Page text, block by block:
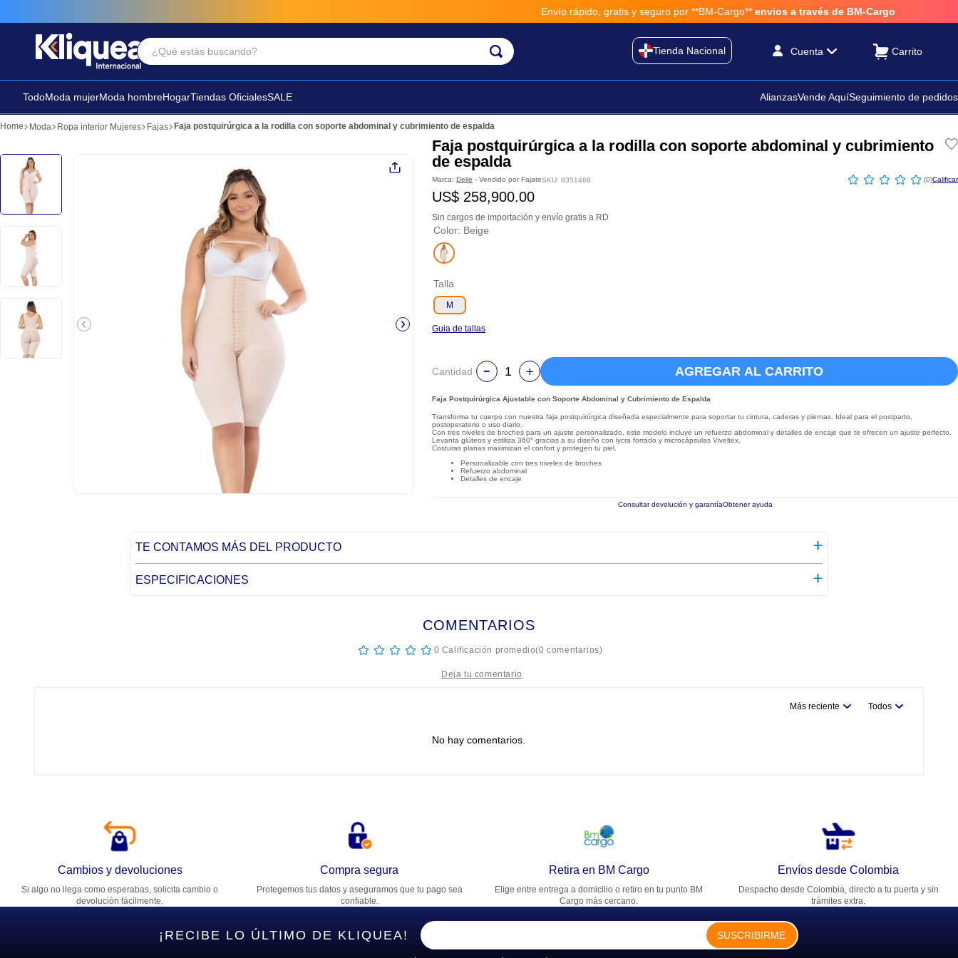
Envío rápido, gratis y seguro por **BM-Cargo** envios a través de BM-Cargo
¿Qué estás buscando?
Tienda Nacional Cuenta
TodoModa mujerModa hombreHogarTiendas OficialesSALE AlianzasVende AquíSeguimiento de pedidos
Moda Ropa interior Mujeres Fajas Faja postquirúrgica a la rodilla con soporte abdominal y cubrimiento de espalda
Faja postquirúrgica a la rodilla con soporte abdominal y cubrimiento
de espalda
Marca: Delie - Vendido por FajateSKU: 8351468 ☆ ☆ ☆ ☆ ☆ (0)
US$ 258,900.00
Sin cargos de importación y envío gratis a RD
Color: Beige
Talla
M
Guia de tallas
Cantidad AGREGAR AL CARRITO
Faja Postquirúrgica Ajustable con Soporte Abdominal y Cubrimiento de Espalda
Transforma tu cuerpo con nuestra faja postquirúrgica diseñada especialmente para soportar tu cintura, caderas y piernas. Ideal para el postparto,
postoperatorio o uso diario.
Con tres niveles de broches para un ajuste personalizado, este modelo incluye un refuerzo abdominal y detalles de encaje que te ofrecen un ajuste perfecto.
Levanta glúteos y estiliza 360° gracias a su diseño con lycra forrado y microcápsulas Viveltex.
Costuras planas maximizan el confort y protegen tu piel.
Personalizable con tres niveles de broches
Refuerzo abdominal
Detalles de encaje
Consultar devolución y garantíaObtener ayuda
TE CONTAMOS MÁS DEL PRODUCTO
ESPECIFICACIONES
COMENTARIOS
☆ ☆ ☆ ☆ ☆ 0 Calificación promedio(0 comentarios)
Dirección de email
Escribe un comentario
Más reciente Todos
No hay comentarios.
Cambios y devoluciones
Si algo no llega como esperabas, solicita cambio o
devolución fácilmente.
Compra segura
Protegemos tus datos y aseguramos que tu pago sea
confiable.
Retira en BM Cargo
Elige entre entrega a domicilio o retiro en tu punto BM
Cargo más cercano.
Envíos desde Colombia
Despacho desde Colombia, directo a tu puerta y sin
trámites extra.
¡RECIBE LO ÚLTIMO DE KLIQUEA! SUSCRIBIRME
Términos Más Buscados
2. faldas